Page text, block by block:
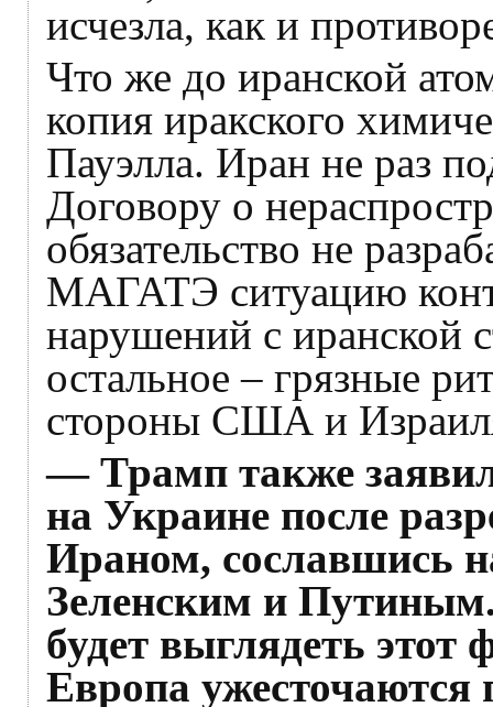
исчезла, как и
Что же до иранской
копия иракского
Пауэлла. Иран не раз
Договору о
обязательство не
МАГАТЭ ситуацию
нарушений с иранской
остальное – грязные
стороны США и
— Трамп также
на Украине после
Ираном, сославшись
Зеленским и
будет выглядеть этот
Европа